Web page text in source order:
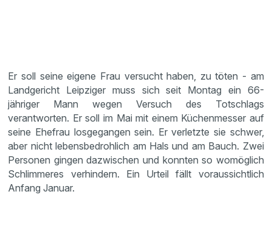
Er soll seine eigene Frau versucht haben, zu töten - am
Landgericht Leipziger muss sich seit Montag ein 66-
jähriger Mann wegen Versuch des Totschlags
verantworten. Er soll im Mai mit einem Küchenmesser auf
seine Ehefrau losgegangen sein. Er verletzte sie schwer,
aber nicht lebensbedrohlich am Hals und am Bauch. Zwei
Personen gingen dazwischen und konnten so womöglich
Schlimmeres verhindern. Ein Urteil fällt voraussichtlich
Anfang Januar.